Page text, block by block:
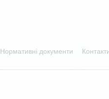
Нормативні документи